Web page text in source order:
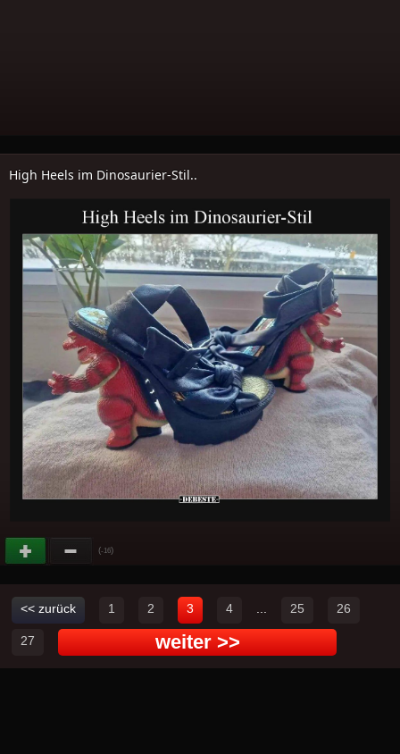
High Heels im Dinosaurier-Stil..
(-16)
<< zurück 1 2 3 4 ... 25 26
27 weiter >>